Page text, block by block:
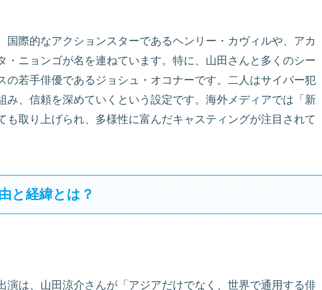
国際的なアクションスターであるヘンリー・カヴィルや、アカ
・ニョンゴが名を連ねています。特に、山田さんと多くのシー
の若手俳優であるジョシュ・オコナーです。二人はサイバー犯
み、信頼を深めていくという設定です。海外メディアでは「新
も取り上げられ、多様性に富んだキャスティングが注目されて
と経緯とは？
演は、山田涼介さんが「アジアだけでなく、世界で通用する俳